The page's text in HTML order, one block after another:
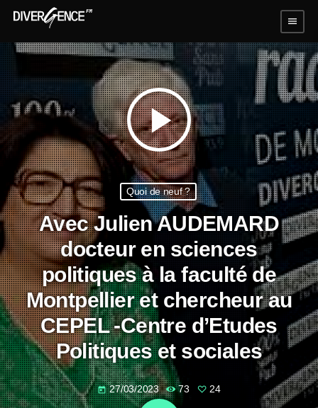
menu
play_arrow
Quoi de neuf ?
Avec Julien AUDEMARD
docteur en sciences
politiques à la faculté de
Montpellier et chercheur au
CEPEL -Centre d’Etudes
Politiques et sociales
today 27/03/2023 73 24